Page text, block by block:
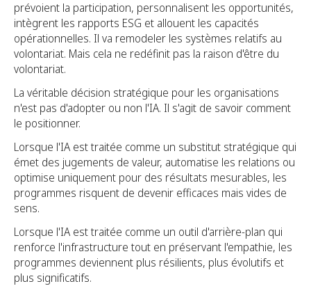
prévoient la participation, personnalisent les opportunités,
intègrent les rapports ESG et allouent les capacités
opérationnelles. Il va remodeler les systèmes relatifs au
volontariat. Mais cela ne redéfinit pas la raison d'être du
volontariat.
La véritable décision stratégique pour les organisations
n'est pas d'adopter ou non l'IA. Il s'agit de savoir comment
le positionner.
Lorsque l'IA est traitée comme un substitut stratégique qui
émet des jugements de valeur, automatise les relations ou
optimise uniquement pour des résultats mesurables, les
programmes risquent de devenir efficaces mais vides de
sens.
Lorsque l'IA est traitée comme un outil d'arrière-plan qui
renforce l'infrastructure tout en préservant l'empathie, les
programmes deviennent plus résilients, plus évolutifs et
plus significatifs.